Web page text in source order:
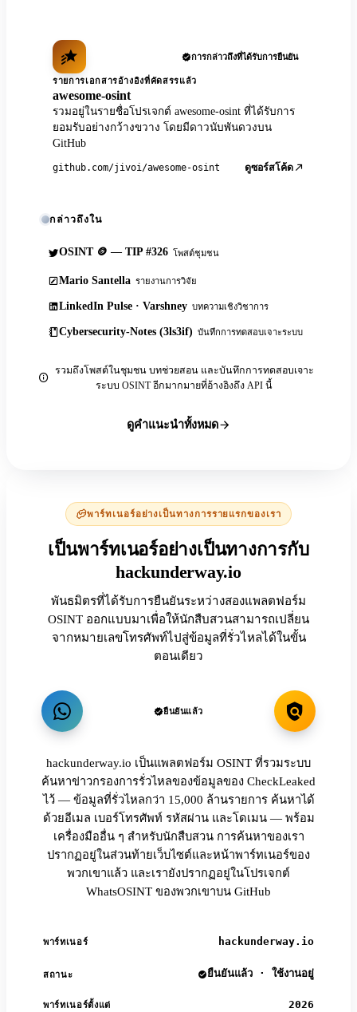
การกล่าวถึงที่ได้รับการยืนยัน
รายการเอกสารอ้างอิงที่คัดสรรแล้ว
awesome-osint
รวมอยู่ในรายชื่อโปรเจกต์ awesome-osint ที่ได้รับการ
ยอมรับอย่างกว้างขวาง โดยมีดาวนับพันดวงบน
GitHub
github.com/jivoi/awesome-osint ดูซอร์สโค้ด
กล่าวถึงใน
OSINT 🪙 — TIP #326 โพสต์ชุมชน
Mario Santella รายงานการวิจัย
LinkedIn Pulse · Varshney บทความเชิงวิชาการ
Cybersecurity-Notes (3ls3if) บันทึกการทดสอบเจาะระบบ
รวมถึงโพสต์ในชุมชน บทช่วยสอน และบันทึกการทดสอบเจาะ
ระบบ OSINT อีกมากมายที่อ้างอิงถึง API นี้
ดูคำแนะนำทั้งหมด
พาร์ทเนอร์อย่างเป็นทางการรายแรกของเรา
เป็นพาร์ทเนอร์อย่างเป็นทางการกับ
hackunderway.io
พันธมิตรที่ได้รับการยืนยันระหว่างสองแพลตฟอร์ม
OSINT ออกแบบมาเพื่อให้นักสืบสวนสามารถเปลี่ยน
จากหมายเลขโทรศัพท์ไปสู่ข้อมูลที่รั่วไหลได้ในขั้น
ตอนเดียว
ยืนยันแล้ว
hackunderway.io เป็นแพลตฟอร์ม OSINT ที่รวมระบบ
ค้นหาข่าวกรองการรั่วไหลของข้อมูลของ CheckLeaked
ไว้ — ข้อมูลที่รั่วไหลกว่า 15,000 ล้านรายการ ค้นหาได้
ด้วยอีเมล เบอร์โทรศัพท์ รหัสผ่าน และโดเมน — พร้อม
เครื่องมืออื่น ๆ สำหรับนักสืบสวน การค้นหาของเรา
ปรากฏอยู่ในส่วนท้ายเว็บไซต์และหน้าพาร์ทเนอร์ของ
พวกเขาแล้ว และเรายังปรากฏอยู่ในโปรเจกต์
WhatsOSINT ของพวกเขาบน GitHub
พาร์ทเนอร์ hackunderway.io
สถานะ ยืนยันแล้ว · ใช้งานอยู่
พาร์ทเนอร์ตั้งแต่ 2026